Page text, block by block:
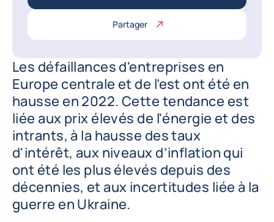
Partager
Les défaillances d'entreprises en
Europe centrale et de l’est ont été en
hausse en 2022. Cette tendance est
liée aux prix élevés de l'énergie et des
intrants, à la hausse des taux
d'intérêt, aux niveaux d’inflation qui
ont été les plus élevés depuis des
décennies, et aux incertitudes liée à la
guerre en Ukraine.